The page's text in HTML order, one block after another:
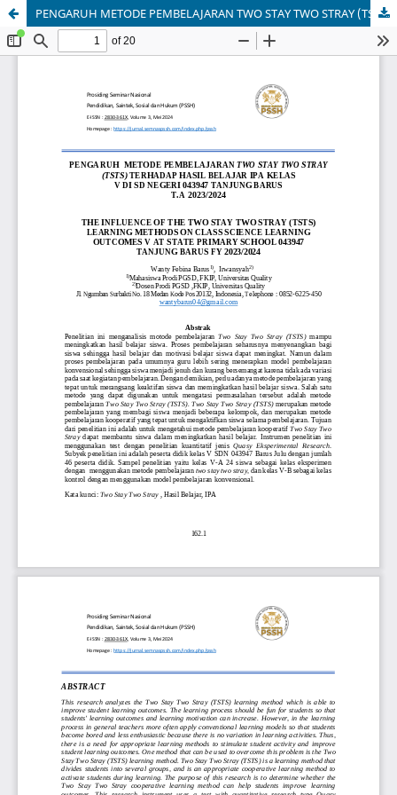
PENGARUH METODE PEMBELAJARAN TWO STAY TWO STRAY (TSTS) TERHADAP HASIL BELAJAR IPA KELAS V DI SD NEGERI 043947 TANJUNG BARUS T.A 2023/2024